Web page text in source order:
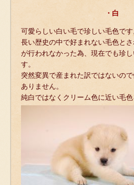
・白
可愛らしい白い毛で珍しい毛色です
長い歴史の中で好まれない毛色と
が行われなかった為、現在でも珍
す。
突然変異で産まれた訳ではないの
ありません。
純白ではなくクリーム色に近い毛色